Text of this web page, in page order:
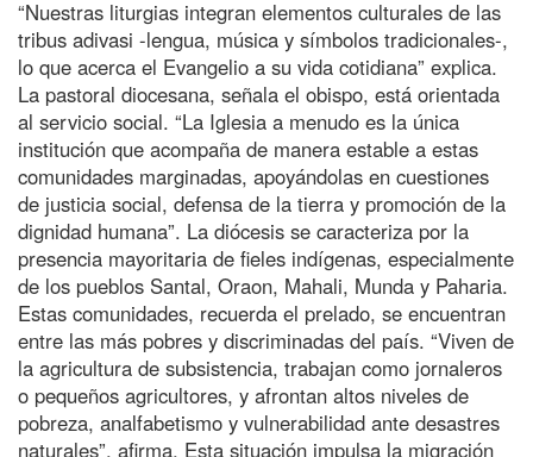
“Nuestras liturgias integran elementos culturales de las
tribus adivasi -lengua, música y símbolos tradicionales-,
lo que acerca el Evangelio a su vida cotidiana” explica.
La pastoral diocesana, señala el obispo, está orientada
al servicio social. “La Iglesia a menudo es la única
institución que acompaña de manera estable a estas
comunidades marginadas, apoyándolas en cuestiones
de justicia social, defensa de la tierra y promoción de la
dignidad humana”. La diócesis se caracteriza por la
presencia mayoritaria de fieles indígenas, especialmente
de los pueblos Santal, Oraon, Mahali, Munda y Paharia.
Estas comunidades, recuerda el prelado, se encuentran
entre las más pobres y discriminadas del país. “Viven de
la agricultura de subsistencia, trabajan como jornaleros
o pequeños agricultores, y afrontan altos niveles de
pobreza, analfabetismo y vulnerabilidad ante desastres
naturales”, afirma. Esta situación impulsa la migración